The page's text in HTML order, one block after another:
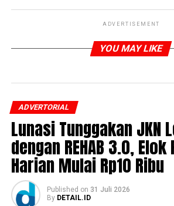
ADVERTISEMENT
YOU MAY LIKE
ADVERTORIAL
Lunasi Tunggakan JKN
dengan REHAB 3.0,
Harian Mulai Rp10 Ribu
Published on 31 Juli 2026
By DETAIL.ID